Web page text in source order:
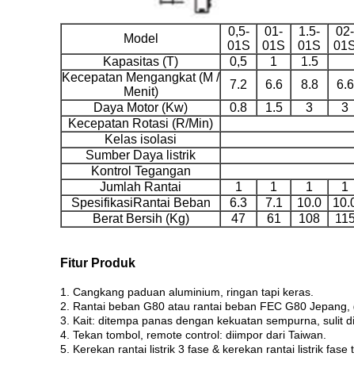
Model
0,5-
01S
01-
01S
1.5-
01S
02-
Kapasitas (T)
0,5 1 1.5
Kecepatan Mengangkat (M /
Menit)
7.2 6.6 8.8 6.6
Daya Motor (Kw)
0.8 1.5 3 3
Kecepatan Rotasi (R/Min)
Kelas isolasi
Sumber Daya listrik
Kontrol Tegangan
Jumlah Rantai
1 1 1 1
SpesifikasiRantai Beban
6.3 7.1 10.0
Berat Bersih (Kg)
47 61 108
Fitur Produk
1. Cangkang paduan aluminium, ringan tapi keras.
2. Rantai beban G80 atau rantai beban FEC G80
3. Kait: ditempa panas dengan kekuatan sempurna, sulit
4. Tekan tombol, remote control: diimpor dari Taiwan.
5. Kerekan rantai listrik 3 fase & kerekan rantai listrik fase